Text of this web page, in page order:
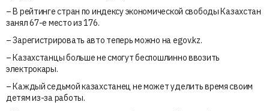
– В рейтинге стран по индексу экономической свободы Казахстан
занял 67-е место из 176.
– Зарегистрировать авто теперь можно на egov.kz.
– Казахстанцы больше не смогут беспошлинно ввозить
электрокары.
– Каждый седьмой казахстанец не может уделить время своим
детям из-за работы.